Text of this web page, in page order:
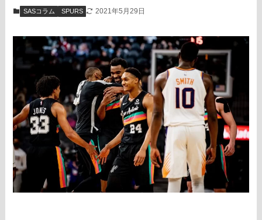
SASコラム SPURS 2021年5月29日